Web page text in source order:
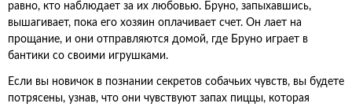
равно, кто наблюдает за их любовью. Бруно, запыхавшись,
вышагивает, пока его хозяин оплачивает счет. Он лает на
прощание, и они отправляются домой, где Бруно играет в
бантики со своими игрушками.
Если вы новичок в познании секретов собачьих чувств, вы будете
потрясены, узнав, что они чувствуют запах пиццы, которая